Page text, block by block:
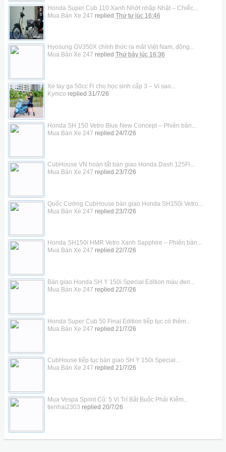
Honda Super Cub 110 Xanh Nhớt nhập Nhật – Chiếc...
Mua Bán Xe 247 replied Thứ tư lúc 16:46
Hyosung GV350X chính thức ra mắt Việt Nam, động...
Mua Bán Xe 247 replied Thứ bảy lúc 16:36
Xe tay ga 50cc Fi cho học sinh cấp 3 – Vì sao...
Kymco replied 31/7/26
Honda SH 150 Vetro Blue New Concept – Phiên bản...
Mua Bán Xe 247 replied 24/7/26
CubHouse VN hoàn tất bàn giao Honda Dash 125Fi...
Mua Bán Xe 247 replied 23/7/26
Quốc Cường CubHouse bàn giao Honda SH150i Vetro...
Mua Bán Xe 247 replied 23/7/26
Honda SH150i HMR Vetro Xanh Sapphire – Phiên bản...
Mua Bán Xe 247 replied 22/7/26
Bàn giao Honda SH Ý 150i Special Edition màu đen...
Mua Bán Xe 247 replied 22/7/26
Honda Super Cub 50 Final Edition tiếp tục có thêm...
Mua Bán Xe 247 replied 21/7/26
CubHouse tiếp tục bàn giao SH Ý 150i Special...
Mua Bán Xe 247 replied 21/7/26
Mua Vespa Sprint Cũ: 5 Vị Trí Bắt Buộc Phải Kiểm...
tienhai2303 replied 20/7/26